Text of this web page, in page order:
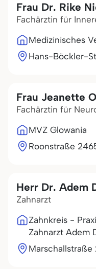
Frau Dr. Rike
Fachärztin für
Medizinisches
Hans-Böckler-
Frau Jeanette
Fachärztin für
MVZ Glowania
Roonstraße 2
Herr Dr. Adem
Zahnarzt
Zahnkreis -
Zahnarzt Adem
Marschallstraße